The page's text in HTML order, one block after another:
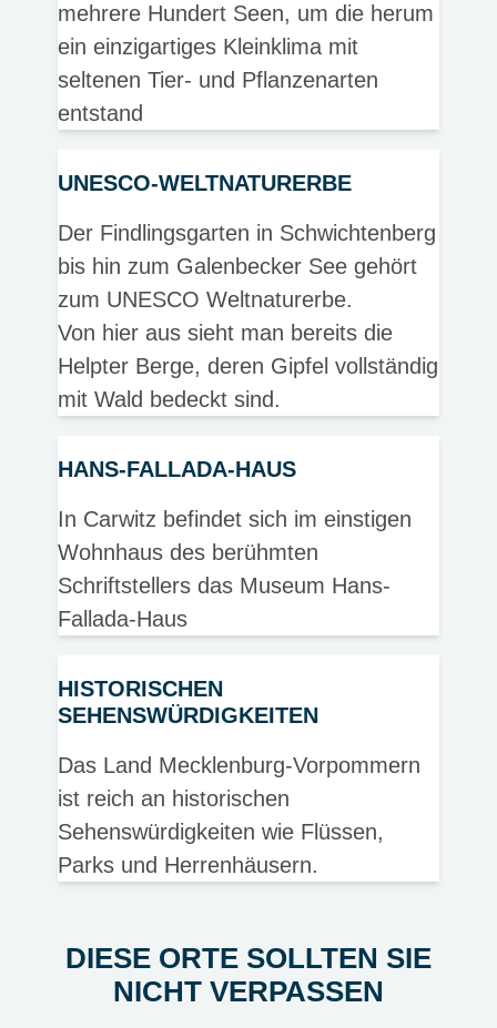
mehrere Hundert Seen, um die herum
ein einzigartiges Kleinklima mit
seltenen Tier- und Pflanzenarten
entstand
UNESCO-WELTNATURERBE
Der Findlingsgarten in Schwichtenberg
bis hin zum Galenbecker See gehört
zum UNESCO Weltnaturerbe.
Von hier aus sieht man bereits die
Helpter Berge, deren Gipfel vollständig
mit Wald bedeckt sind.
HANS-FALLADA-HAUS
In Carwitz befindet sich im einstigen
Wohnhaus des berühmten
Schriftstellers das Museum Hans-
Fallada-Haus
HISTORISCHEN
SEHENSWÜRDIGKEITEN
Das Land Mecklenburg-Vorpommern
ist reich an historischen
Sehenswürdigkeiten wie Flüssen,
Parks und Herrenhäusern.
DIESE ORTE SOLLTEN SIE
NICHT VERPASSEN